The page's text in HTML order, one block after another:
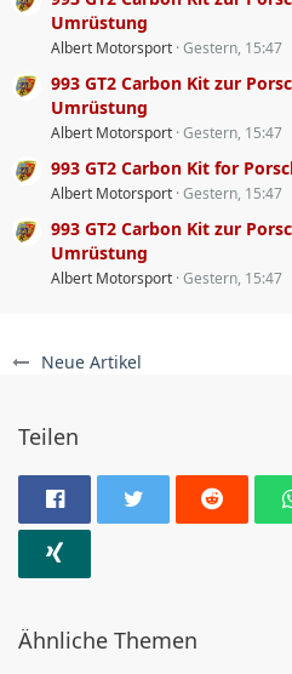
Neue Artikel
Umrüstung
Albert Motorsport Gestern, 15:47
993 GT2 Carbon Kit zur
Umrüstung
Albert Motorsport Gestern, 15:47
993 GT2 Carbon Kit for
Albert Motorsport Gestern, 15:47
993 GT2 Carbon Kit zur
Umrüstung
Albert Motorsport Gestern, 15:47
Teilen
Ähnliche Themen